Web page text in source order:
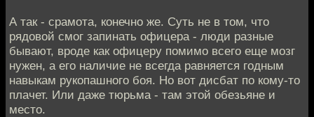
А так - срамота, конечно же. Суть не в том, что
рядовой смог запинать офицера - люди разные
бывают, вроде как офицеру помимо всего еще мозг
нужен, а его наличие не всегда равняется годным
навыкам рукопашного боя. Но вот дисбат по кому-то
плачет. Или даже тюрьма - там этой обезьяне и
место.